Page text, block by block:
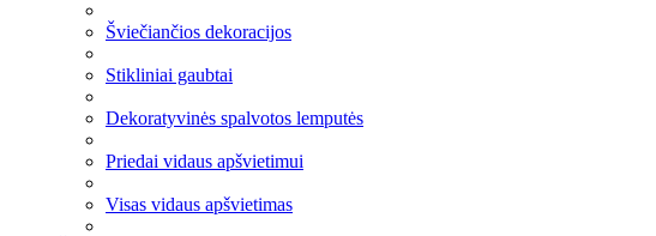
Šviečiančios dekoracijos
Stikliniai gaubtai
Dekoratyvinės spalvotos lemputės
Priedai vidaus apšvietimui
Visas vidaus apšvietimas